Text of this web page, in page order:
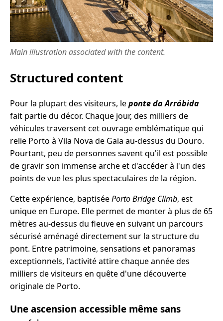
Main illustration associated with the content.
Structured content
Pour la plupart des visiteurs, leponte da Arrábida
fait partie du décor. Chaque jour, des milliers de
véhicules traversent cet ouvrage emblématique qui
relie Porto à Vila Nova de Gaia au-dessus du Douro.
Pourtant, peu de personnes savent qu'il est possible
de gravir son immense arche et d'accéder à l'un des
points de vue les plus spectaculaires de la région.
Cette expérience, baptiséePorto Bridge Climb, est
unique en Europe. Elle permet de monter à plus de 65
mètres au-dessus du fleuve en suivant un parcours
sécurisé aménagé directement sur la structure du
pont. Entre patrimoine, sensations et panoramas
exceptionnels, l'activité attire chaque année des
milliers de visiteurs en quête d'une découverte
originale de Porto.
Une ascension accessible même sans